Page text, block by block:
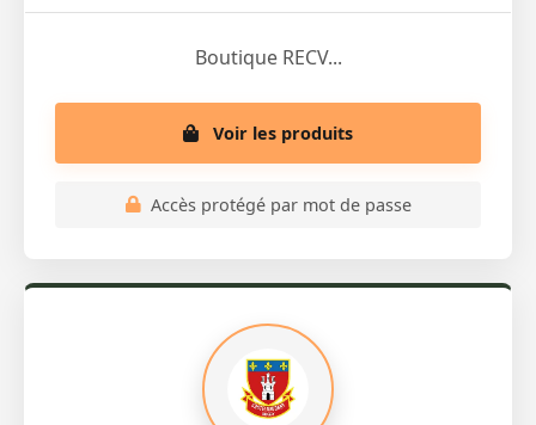
Boutique RECV...
Voir les produits
Accès protégé par mot de passe